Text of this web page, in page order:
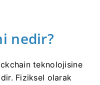
nedir?
teknolojisine
Fiziksel olarak